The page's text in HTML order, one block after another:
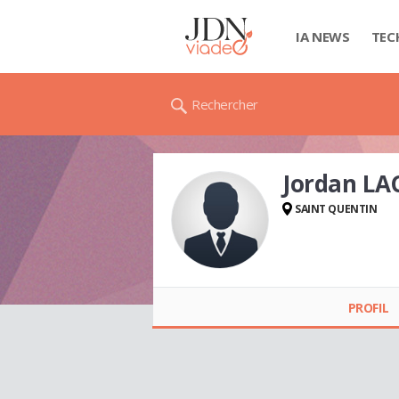
IA NEWS
Rechercher
Jordan
SAINT QUENTIN
PROFIL